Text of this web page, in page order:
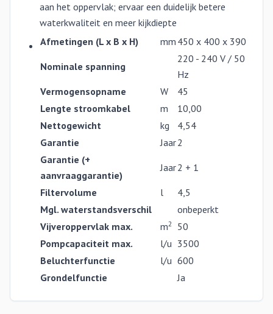
aan het oppervlak; ervaar een duidelijk betere
waterkwaliteit en meer kijkdiepte
Afmetingen (L x B x H)
mm 450 x 400 x 390
Nominale spanning
220 - 240 V / 50
Hz
Vermogensopname
W
45
Lengte stroomkabel
m
10,00
Nettogewicht
kg
4,54
Garantie
Jaar2
Garantie (+
aanvraaggarantie)
Jaar2 + 1
Filtervolume l
4,5
Mgl. waterstandsverschil
onbeperkt
Vijveroppervlak max.
m2
50
Pompcapaciteit max.
l/u 3500
Beluchterfunctie
l/u 600
Grondelfunctie
Ja